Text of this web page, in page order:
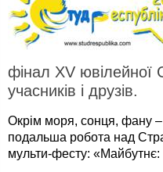
фінал XV ювілейної
учасників і друзів.
Окрім моря, сонця, фану –
подальша робота над
мульти-фесту: «Майбутнє: